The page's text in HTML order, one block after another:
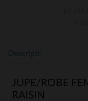
Descriptif
JUPE/ROBE
RAISIN